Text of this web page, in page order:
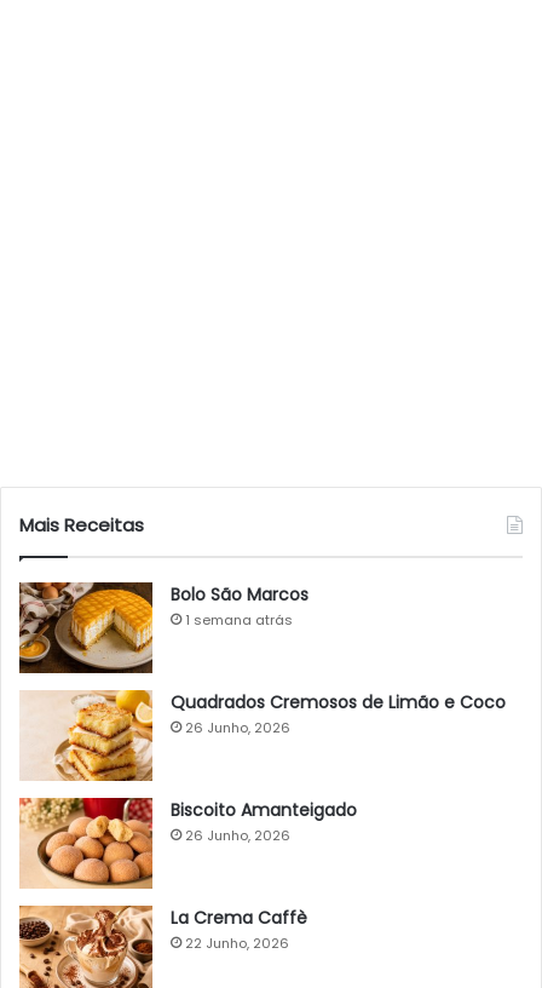
Mais Receitas
Bolo São Marcos
1 semana atrás
Quadrados Cremosos de Limão e Coco
26 Junho, 2026
Biscoito Amanteigado
26 Junho, 2026
La Crema Caffè
22 Junho, 2026